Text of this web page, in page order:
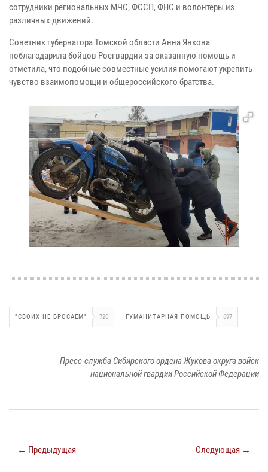
сотрудники региональных МЧС, ФССП, ФНС и волонтеры из
различных движений.
Советник губернатора Томской области Анна Янкова
поблагодарила бойцов Росгвардии за оказанную помощь и
отметила, что подобные совместные усилия помогают укрепить
чувство взаимопомощи и общероссийского братства.
"СВОИХ НЕ БРОСАЕМ" 720 ГУМАНИТАРНАЯ ПОМОЩЬ 697
Пресс-служба Сибирского ордена Жукова округа войск
национальной гвардии Российской Федерации
← Предыдущая Следующая →